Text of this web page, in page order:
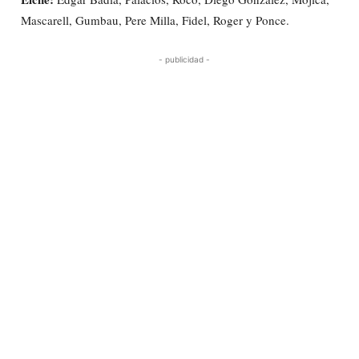
Mascarell, Gumbau, Pere Milla, Fidel, Roger y Ponce.
- publicidad -